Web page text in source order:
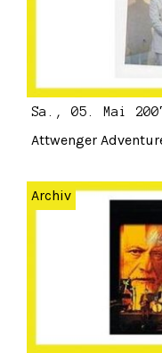
Sa., 05. Mai
Attwenger
Archiv